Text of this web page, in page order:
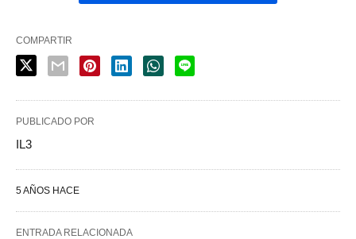
COMPARTIR
PUBLICADO POR
IL3
5 AÑOS HACE
ENTRADA RELACIONADA